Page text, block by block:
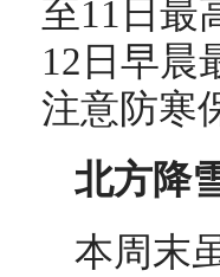
至11日最
12日早晨
注意防寒
北方降
本周末